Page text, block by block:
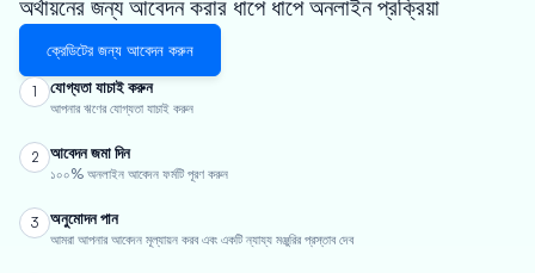
অর্থায়নের জন্য আবেদন করার ধাপে ধাপে অনলাইন প্রক্রিয়া
ক্রেডিটের জন্য আবেদন করুন
1 যোগ্যতা যাচাই করুন
আপনার ঋণের যোগ্যতা যাচাই করুন
2 আবেদন জমা দিন
১০০% অনলাইন আবেদন ফর্মটি পূরণ করুন
3 অনুমোদন পান
আমরা আপনার আবেদন মূল্যায়ন করব এবং একটি ন্যায্য মঞ্জুরির প্রস্তাব দেব